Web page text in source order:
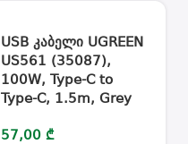
USB კაბელი UGREEN
US561 (35087),
100W, Type-C to
Type-C, 1.5m, Grey
57,00 ₾